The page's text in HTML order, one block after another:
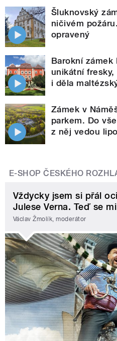
Šluknovský
ničivém
opravený
Barokní zámek
unikátní
i děla
Zámek v
parkem. Do
z něj vedou
E-SHOP ČESKÉHO
Vždycky jsem si přál
Julese Verna. Teď se
Václav Žmolík, moderátor